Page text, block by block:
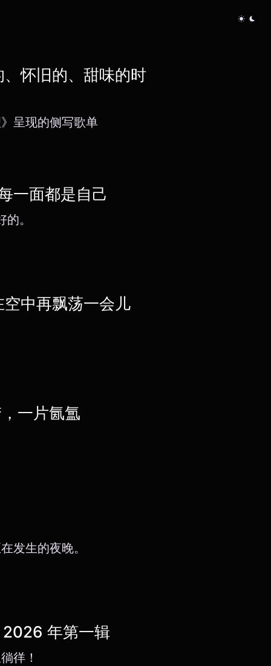
怀旧的、甜味的时
呈现的侧写歌单
一面都是自己
。
中再飘荡一会儿
一片氤氲
发生的夜晚。
年第一辑
徉！